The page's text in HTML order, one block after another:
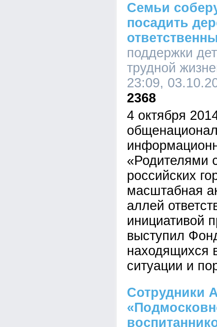
Семьи
посадить
поддержки
трудной
23:09,
2368
4 октября
«Родителями
российских
масштабная
аллей
инициативой
выступил
находящихся
ситуации и
Сотрудники